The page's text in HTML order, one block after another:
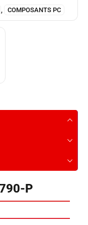
COMPOSANTS PC
P